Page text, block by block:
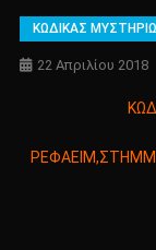
ΚΩΔΙΚΑΣ
22 Απριλίου 2018